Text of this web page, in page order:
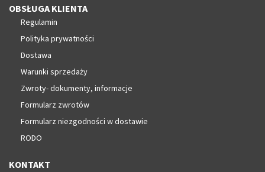
OBSŁUGA KLIENTA
Regulamin
Polityka prywatności
Dostawa
Warunki sprzedaży
Zwroty- dokumenty, informacje
Formularz zwrotów
Formularz niezgodności w dostawie
RODO
KONTAKT